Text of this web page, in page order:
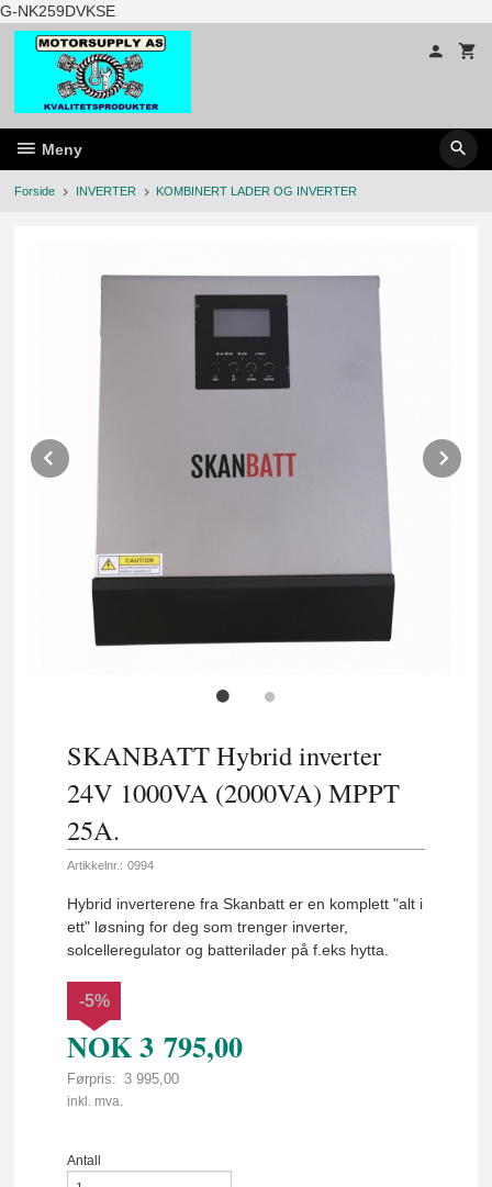
G-NK259DVKSEGå
til
innholdet
Meny
Forside INVERTER KOMBINERT LADER OG INVERTER
Prev
SKANBATT Hybrid inverter
24V 1000VA (2000VA) MPPT
25A.
Artikkelnr.: 0994
Hybrid inverterene fra Skanbatt er en komplett "alt i
ett" løsning for deg som trenger inverter,
solcelleregulator og batterilader på f.eks hytta.
NOK3 795,00
Førpris: 3 995,00
Rabatt
-5%
inkl. mva.
Antall